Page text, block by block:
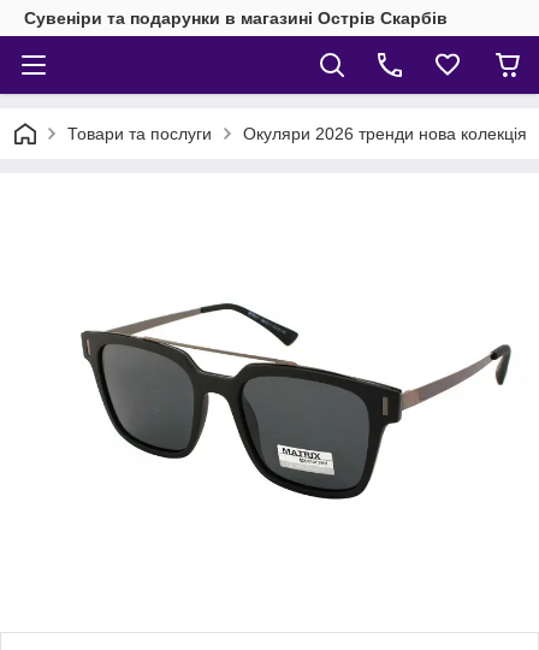
Сувеніри та подарунки в магазині Острів Скарбів
Товари та послуги Окуляри 2026 тренди нова колекція